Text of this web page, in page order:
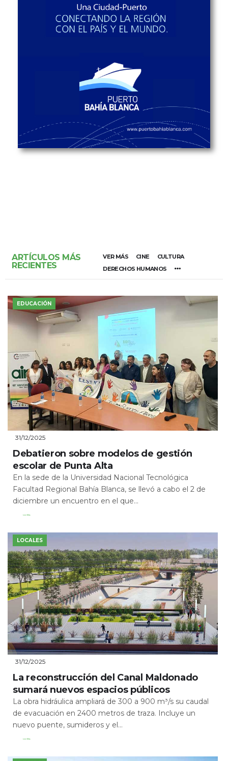
ARTÍCULOS MÁS
RECIENTES
VER MÁS CINE
CULTURA
DERECHOS HUMANOS
EDUCACIÓN
31/12/2025
Debatieron sobre modelos de gestión
escolar de Punta Alta
En la sede de la Universidad Nacional Tecnológica
Facultad Regional Bahía Blanca, se llevó a cabo el 2 de
diciembre un encuentro en el que...
Leer Más
LOCALES
31/12/2025
La reconstrucción del Canal Maldonado
sumará nuevos espacios públicos
La obra hidráulica ampliará de 300 a 900 m³/s su caudal
de evacuación en 2400 metros de traza. Incluye un
nuevo puente, sumideros y el...
Leer Más